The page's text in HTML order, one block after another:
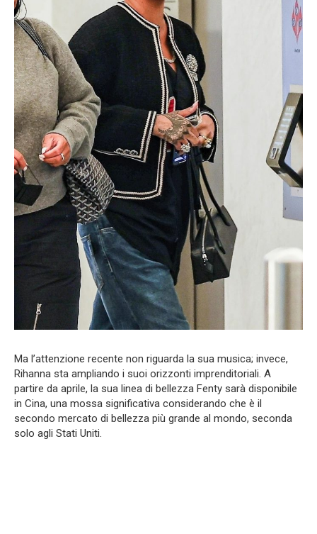
Ma l’attenzione recente non riguarda la sua musica; invece,
Rihanna sta ampliando i suoi orizzonti imprenditoriali. A
partire da aprile, la sua linea di bellezza Fenty sarà disponibile
in Cina, una mossa significativa considerando che è il
secondo mercato di bellezza più grande al mondo, seconda
solo agli Stati Uniti.